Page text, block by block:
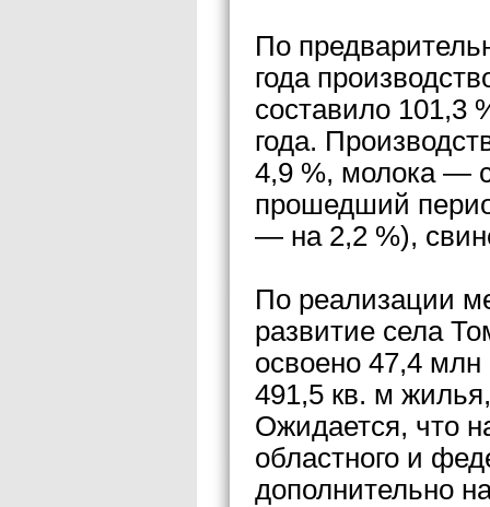
По
года
составило 101,3
года.
4,9 %, молока —
прошедший
— на 2,2 %),
По реализации
развитие села
освоено 47,4 млн
491,5 кв. м
Ожидается, что
областного и
дополнительно